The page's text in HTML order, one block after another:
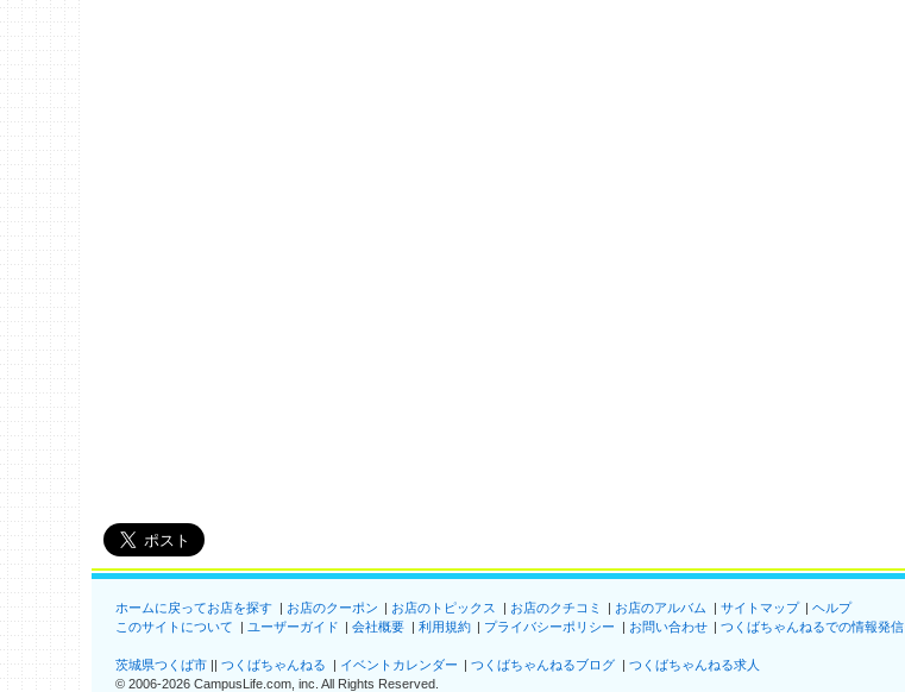
ホームに戻ってお店を探す お店のクーポン お店のトピックス お店のクチコミ お店のアルバム サイトマップ
ヘルプ
このサイトについて
ユーザーガイド 会社概要 利用規約 プライバシーポリシー お問い合わせ つくばちゃんねるでの情報発信
茨城県つくば市 つくばちゃんねる イベントカレンダー つくばちゃんねるブログ
つくばちゃんねる求人
© 2006-2026 CampusLife.com, inc. All Rights Reserved